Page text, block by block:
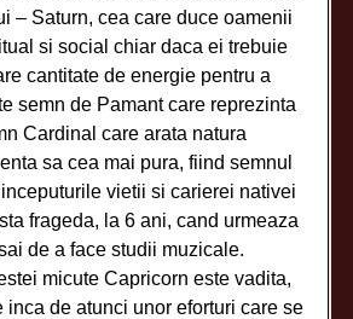
– Saturn, cea care duce oamenii
si social chiar daca ei trebuie
cantitate de energie pentru a
semn de Pamant care reprezinta
Cardinal care arata natura
sa cea mai pura, fiind semnul
vietii si carierei nativei
frageda, la 6 ani, cand urmeaza
de a face studii muzicale.
micute Capricorn este vadita,
inca de atunci unor eforturi care se